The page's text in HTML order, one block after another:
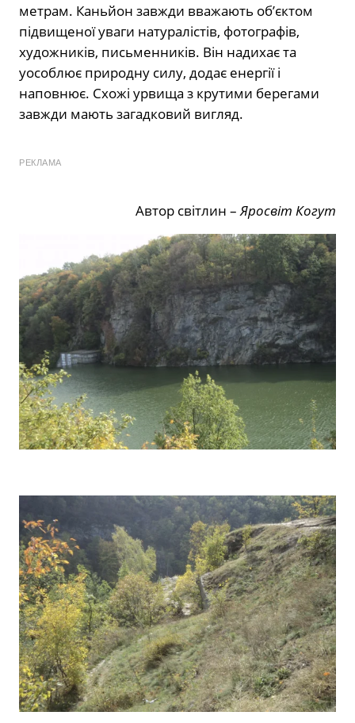
метрам. Каньйон завжди вважають об’єктом
підвищеної уваги натуралістів, фотографів,
художників, письменників. Він надихає та
уособлює природну силу, додає енергії і
наповнює. Схожі урвища з крутими берегами
завжди мають загадковий вигляд.
РЕКЛАМА
Автор світлин –Яросвіт Когут